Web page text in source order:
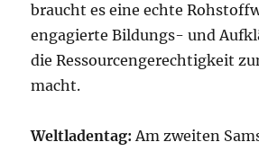
braucht es eine echte
engagierte Bildungs- und
die Ressourcengerechtigkeit
macht.
Weltladentag: Am zweiten